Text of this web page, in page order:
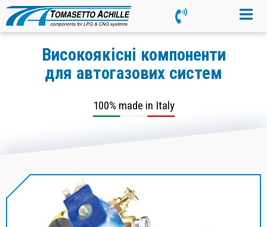
Високоякісні компоненти
для автогазових систем
100% made in Italy